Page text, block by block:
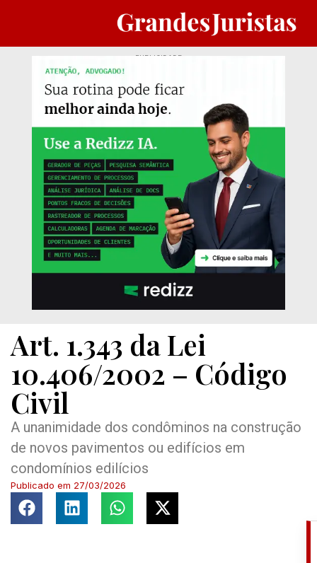
PUBLICIDADE
Art. 1.343 da Lei
10.406/2002 – Código
Civil
A unanimidade dos condôminos na construção
de novos pavimentos ou edifícios em
condomínios edilícios
Publicado em 27/03/2026